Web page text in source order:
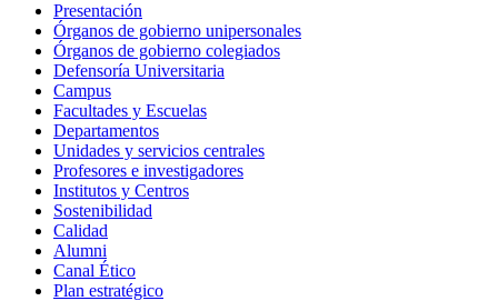
Presentación
Órganos de gobierno unipersonales
Órganos de gobierno colegiados
Defensoría Universitaria
Campus
Facultades y Escuelas
Departamentos
Unidades y servicios centrales
Profesores e investigadores
Institutos y Centros
Sostenibilidad
Calidad
Alumni
Canal Ético
Plan estratégico